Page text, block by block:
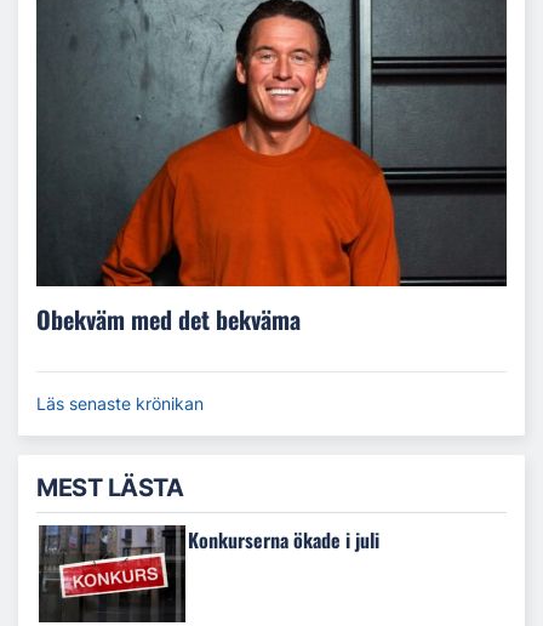
Obekväm med det bekväma
Läs senaste krönikan
MEST LÄSTA
Konkurserna ökade i juli